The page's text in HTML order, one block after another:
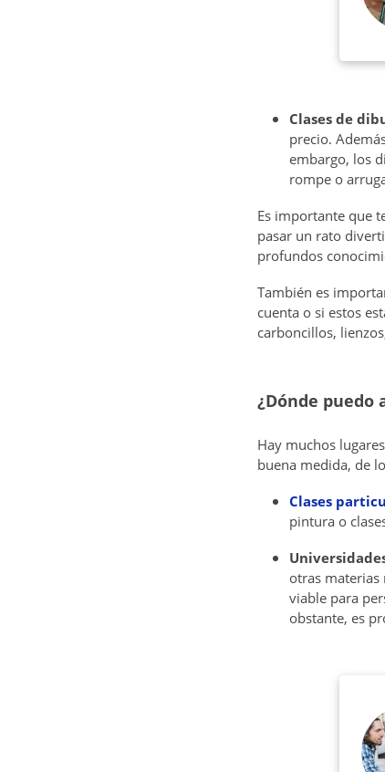
Clases de
precio.
embargo, los
rompe o
Es importante que
pasar un rato
profundos
También es
cuenta o si estos
carboncillos,
¿Dónde puedo
Hay muchos
buena medida, de
Clases
pintura o
otras materias
viable para
obstante, es